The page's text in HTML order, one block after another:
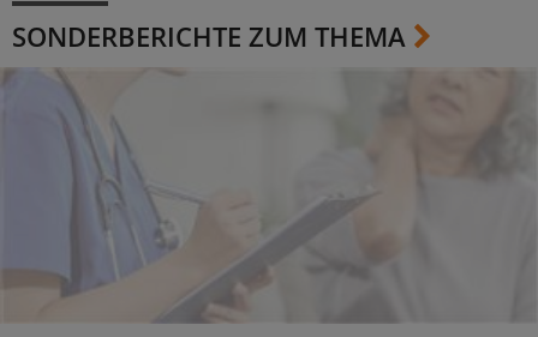
SONDERBERICHTE ZUM THEMA